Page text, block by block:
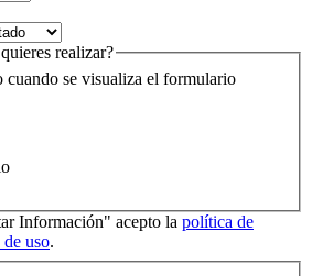
cuando se visualiza el formulario
realizar?
Información" acepto la política de
uso.